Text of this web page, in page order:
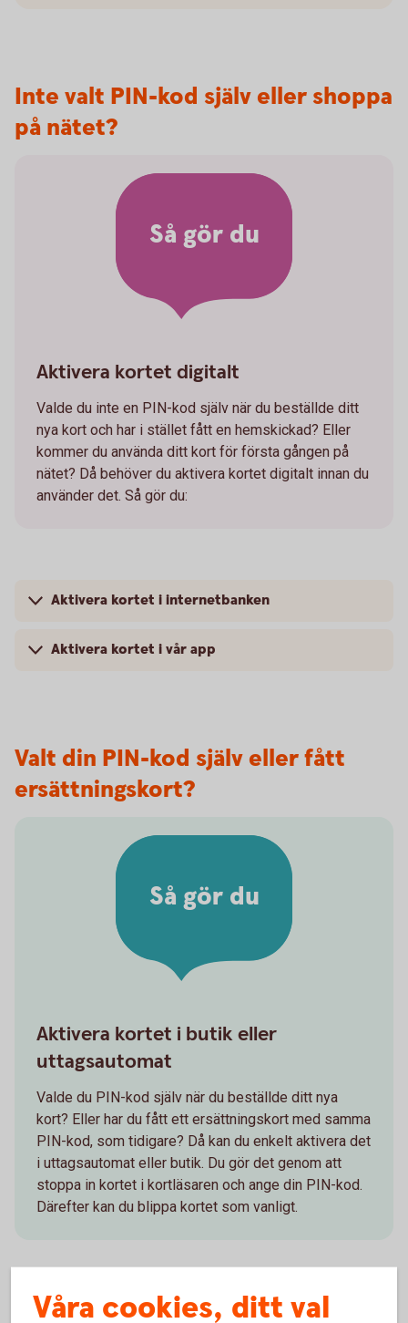
Inte valt PIN-kod själv eller shoppa
på nätet?
Så gör du
Aktivera kortet digitalt
Valde du inte en PIN-kod själv när du beställde ditt
nya kort och har i stället fått en hemskickad? Eller
kommer du använda ditt kort för första gången på
nätet? Då behöver du aktivera kortet digitalt innan du
använder det. Så gör du:
Aktivera kortet i internetbanken
Aktivera kortet i vår app
Valt din PIN-kod själv eller fått
ersättningskort?
Så gör du
Aktivera kortet i butik eller
uttagsautomat
Valde du PIN-kod själv när du beställde ditt nya
kort? Eller har du fått ett ersättningskort med samma
PIN-kod, som tidigare? Då kan du enkelt aktivera det
i uttagsautomat eller butik. Du gör det genom att
stoppa in kortet i kortläsaren och ange din PIN-kod.
Därefter kan du blippa kortet som vanligt.
Våra cookies, ditt val